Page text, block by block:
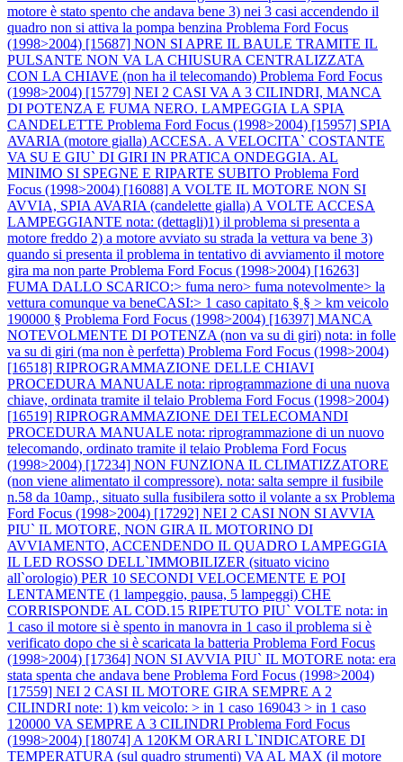
motore è stato spento che andava bene 3) nei 3 casi accendendo il
quadro non si attiva la pompa benzina Problema Ford Focus
(1998>2004) [15687] NON SI APRE IL BAULE TRAMITE IL
PULSANTE NON VA LA CHIUSURA CENTRALIZZATA
CON LA CHIAVE (non ha il telecomando) Problema Ford Focus
(1998>2004) [15779] NEI 2 CASI VA A 3 CILINDRI, MANCA
DI POTENZA E FUMA NERO. LAMPEGGIA LA SPIA
CANDELETTE Problema Ford Focus (1998>2004) [15957] SPIA
AVARIA (motore gialla) ACCESA. A VELOCITA` COSTANTE
VA SU E GIU` DI GIRI IN PRATICA ONDEGGIA. AL
MINIMO SI SPEGNE E RIPARTE SUBITO Problema Ford
Focus (1998>2004) [16088] A VOLTE IL MOTORE NON SI
AVVIA, SPIA AVARIA (candelette gialla) A VOLTE ACCESA
LAMPEGGIANTE nota: (dettagli)1) il problema si presenta a
motore freddo 2) a motore avviato su strada la vettura va bene 3)
quando si presenta il problema in tentativo di avviamento il motore
gira ma non parte Problema Ford Focus (1998>2004) [16263]
FUMA DALLO SCARICO:> fuma nero> fuma notevolmente> la
vettura comunque va beneCASI:> 1 caso capitato § § > km veicolo
190000 § Problema Ford Focus (1998>2004) [16397] MANCA
NOTEVOLMENTE DI POTENZA (non va su di giri) nota: in folle
va su di giri (ma non è perfetta) Problema Ford Focus (1998>2004)
[16518] RIPROGRAMMAZIONE DELLE CHIAVI
PROCEDURA MANUALE nota: riprogrammazione di una nuova
chiave, ordinata tramite il telaio Problema Ford Focus (1998>2004)
[16519] RIPROGRAMMAZIONE DEI TELECOMANDI
PROCEDURA MANUALE nota: riprogrammazione di un nuovo
telecomando, ordinato tramite il telaio Problema Ford Focus
(1998>2004) [17234] NON FUNZIONA IL CLIMATIZZATORE
(non viene alimentato il compressore). nota: salta sempre il fusibile
n.58 da 10amp., situato sulla fusibilera sotto il volante a sx Problema
Ford Focus (1998>2004) [17292] NEI 2 CASI NON SI AVVIA
PIU` IL MOTORE, NON GIRA IL MOTORINO DI
AVVIAMENTO, ACCENDENDO IL QUADRO LAMPEGGIA
IL LED ROSSO DELL`IMMOBILIZER (situato vicino
all`orologio) PER 10 SECONDI VELOCEMENTE E POI
LENTAMENTE (1 lampeggio, pausa, 5 lampeggi) CHE
CORRISPONDE AL COD.15 RIPETUTO PIU` VOLTE nota: in
1 caso il motore si è spento in manovra in 1 caso il problema si è
verificato dopo che si è scaricata la batteria Problema Ford Focus
(1998>2004) [17364] NON SI AVVIA PIU` IL MOTORE nota: era
stata spenta che andava bene Problema Ford Focus (1998>2004)
[17559] NEI 2 CASI IL MOTORE GIRA SEMPRE A 2
CILINDRI note: 1) km veicolo: > in 1 caso 169043 > in 1 caso
120000 VA SEMPRE A 3 CILINDRI Problema Ford Focus
(1998>2004) [18074] A 120KM ORARI L`INDICATORE DI
TEMPERATURA (sul quadro strumenti) VA AL MAX (il motore